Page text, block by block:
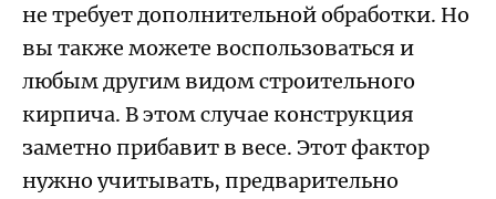
не требует дополнительной обработки. Но
вы также можете воспользоваться и
любым другим видом строительного
кирпича. В этом случае конструкция
заметно прибавит в весе. Этот фактор
нужно учитывать, предварительно